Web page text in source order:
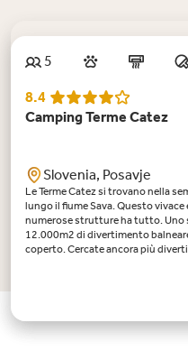
Consiglio
5
8.4
Camping Terme Catez
Slovenia, Posavje
Le Terme Catez si trovano nella
lungo il fiume Sava. Questo
numerose strutture ha tutto. Uno
12.000m2 di divertimento
coperto. Cercate ancora più
Per il relax, visitate il centro
sportive. Per scoprire la cucina
Ci sono diversi ristoranti per una
sono circondate da una natura
Catez12000 m2 di divertimento